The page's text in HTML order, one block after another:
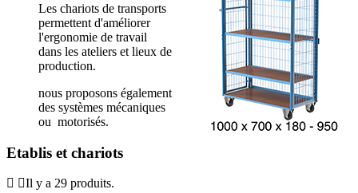
Les chariots de transports
permettent d'améliorer
l'ergonomie de travail
dans les ateliers et lieux de
production.
nous proposons également
des systèmes mécaniques
ou motorisés.
Etablis et chariots
Il y a 29 produits.